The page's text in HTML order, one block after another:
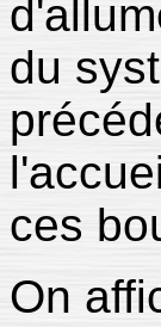
du
ces
On